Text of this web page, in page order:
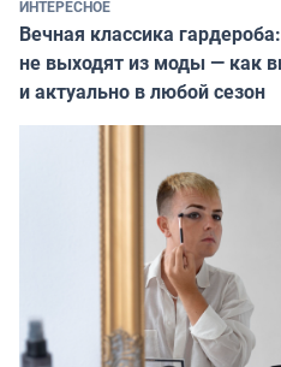
ИНТЕРЕСНОЕ
Вечная классика
не выходят из моды — как
и актуально в любой сезон